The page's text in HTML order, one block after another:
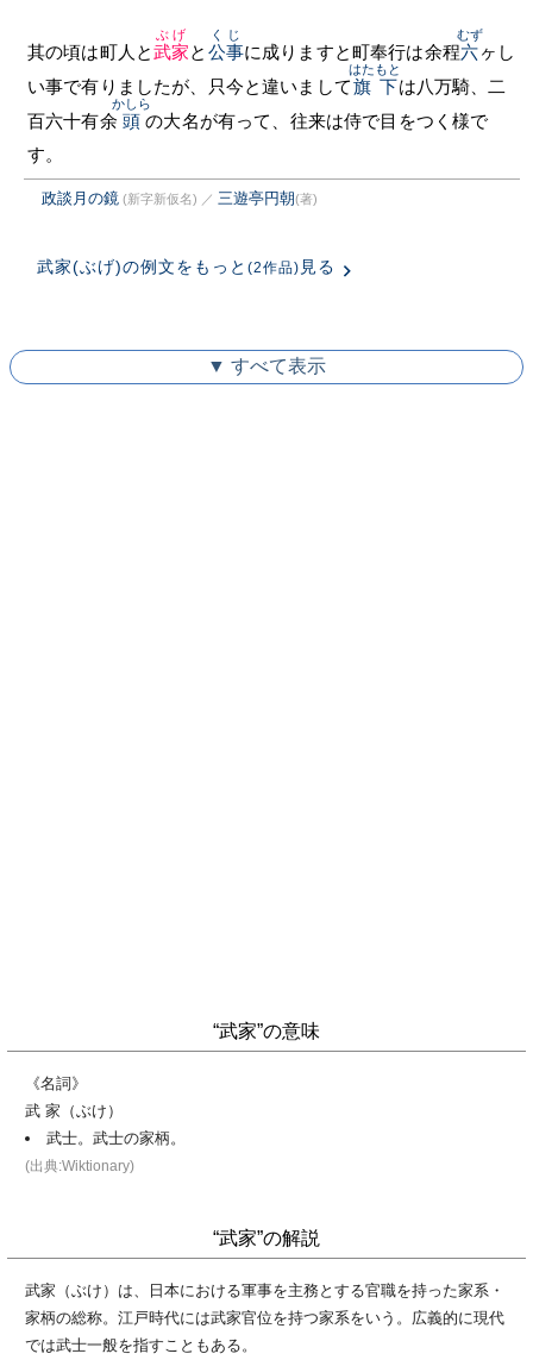
其の頃は町人と武家
ぶげ
と 公事
くじ
に成りますと町奉行は余程六
むず
ヶし
い事で有りましたが、只今と違いまして旗下
はたもと
は八万騎、二
百六十有余 頭
かしら
の大名が有って、往来は侍で目をつく様で
す。
政談月の鏡 (新字新仮名) ／ 三遊亭円朝(著)
武家(ぶげ)の例文をもっと (2作品) 見る
▼ すべて表示
“武家”の意味
《名詞》
武 家（ぶけ）
武士。武士の家柄。
(出典:Wiktionary)
“武家”の解説
武家（ぶけ）は、日本における軍事を主務とする官職を持った家系・
家柄の総称。江戸時代には武家官位を持つ家系をいう。広義的に現代
では武士一般を指すこともある。